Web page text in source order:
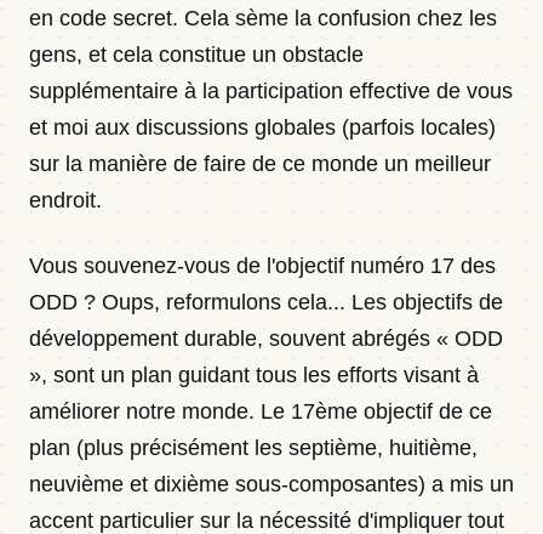
en code secret. Cela sème la confusion chez les
gens, et cela constitue un obstacle
supplémentaire à la participation effective de vous
et moi aux discussions globales (parfois locales)
sur la manière de faire de ce monde un meilleur
endroit.
Vous souvenez-vous de l'objectif numéro 17 des
ODD ? Oups, reformulons cela... Les objectifs de
développement durable, souvent abrégés « ODD
», sont un plan guidant tous les efforts visant à
améliorer notre monde. Le 17ème objectif de ce
plan (plus précisément les septième, huitième,
neuvième et dixième sous-composantes) a mis un
accent particulier sur la nécessité d'impliquer tout